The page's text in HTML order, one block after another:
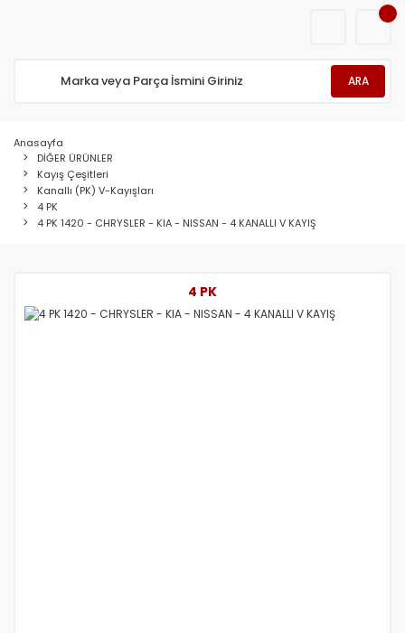
ARA
Anasayfa
DİĞER ÜRÜNLER
Kayış Çeşitleri
Kanallı (PK) V-Kayışları
4 PK
4 PK 1420 - CHRYSLER - KIA - NISSAN - 4 KANALLI V KAYIŞ
4 PK